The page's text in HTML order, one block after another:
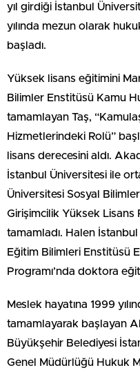
yıl girdiği İstanbul
yılında mezun olarak
başladı.
Yüksek lisans eğitimini
Bilimler Enstitüsü Kamu
tamamlayan Taş,
Hizmetlerindeki Rolü”
lisans derecesini aldı.
İstanbul Üniversitesi ile
Üniversitesi Sosyal
Girişimcilik Yüksek Lisans
tamamladı. Halen
Eğitim Bilimleri Enstitüsü
Programı’nda doktora
Meslek hayatına 1999
tamamlayarak başlayan
Büyükşehir Belediyesi
Genel Müdürlüğü Hukuk